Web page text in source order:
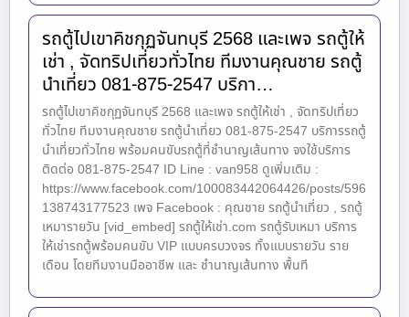
รถตู้ไปเขาคิชกุฏจันทบุรี 2568 และเพจ รถตู้ให้
เช่า , จัดทริปเที่ยวทั่วไทย ทีมงานคุณชาย รถตู้
นำเที่ยว 081-875-2547 บริกา…
รถตู้ไปเขาคิชกุฏจันทบุรี 2568 และเพจ รถตู้ให้เช่า , จัดทริปเที่ยว
ทั่วไทย ทีมงานคุณชาย รถตู้นำเที่ยว 081-875-2547 บริการรถตู้
นำเที่ยวทั่วไทย พร้อมคนขับรถตู้ที่ชำนาญเส้นทาง จงใช้บริการ
ติดต่อ 081-875-2547 ID Line : van958 ดูเพิ่มเติม :
https://www.facebook.com/100083442064426/posts/596
138743177523 เพจ Facebook : คุณชาย รถตู้นำเที่ยว , รถตู้
เหมารายวัน [vid_embed] รถตู้ให้เช่า.com รถตู้รับเหมา บริการ
ให้เช่ารถตู้พร้อมคนขับ VIP แบบครบวงจร ทั้งแบบรายวัน ราย
เดือน โดยทีมงานมืออาชีพ และ ชำนาญเส้นทาง พื้นที